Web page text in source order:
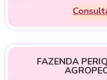
FAZENDA